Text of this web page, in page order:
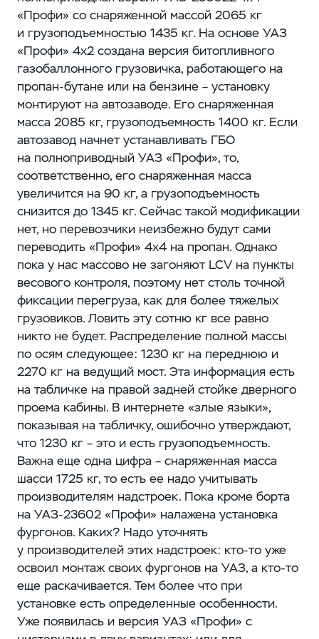
«Профи» со снаряженной массой 2065 кг
и грузоподъемностью 1435 кг. На основе УАЗ
«Профи» 4х2 создана версия битопливного
газобаллонного грузовичка, работающего на
пропан-бутане или на бензине – ​установку
монтируют на автозаводе. Его снаряженная
масса ​2085 кг, грузоподъемность ​1400 кг. Если
автозавод начнет устанавливать ГБО
на полноприводный УАЗ «Профи», то,
соответственно, его снаряженная масса
увеличится на 90 кг, а грузоподъемность
снизится до 1345 кг. Сейчас такой модификации
нет, но перевозчики неизбежно будут сами
переводить «Профи» 4х4 на пропан. Однако
пока у нас массово не загоняют LCV на пункты
весового контроля, поэтому нет столь точной
фиксации перегруза, как для более тяжелых
грузовиков. Ловить эту сотню кг все равно
никто не будет. Распределение полной массы
по осям следующее: 1230 кг на переднюю и
2270 кг на ведущий мост. Эта информация есть
на табличке на правой задней стойке дверного
проема кабины. В интернете «злые языки»,
показывая на табличку, ошибочно утверждают,
что 1230 кг – ​это и есть грузоподъемность.
Важна еще одна цифра – ​снаряженная масса
шасси 1725 кг, то есть ее надо учитывать
производителям надстроек. Пока кроме борта
на УАЗ‑23602 «Профи» налажена установка
фургонов. Каких? Надо уточнять
у производителей этих надстроек: кто-то уже
освоил монтаж своих фургонов на УАЗ, а кто-то
еще раскачивается. Тем более что при
установке есть определенные особенности.
Уже появилась и версия УАЗ «Профи» с